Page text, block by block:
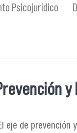
Psicojurídico
eje de prevención